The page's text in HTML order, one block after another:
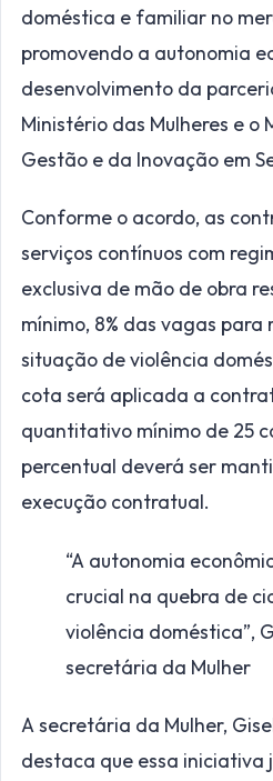
doméstica e familiar no
promovendo a autonomia
desenvolvimento da
Ministério das Mulheres e o
Gestão e da Inovação em
Conforme o acordo, as
serviços contínuos com
exclusiva de mão de obra
mínimo, 8% das vagas para
situação de violência
cota será aplicada a
quantitativo mínimo de 25
percentual deverá ser
execução contratual.
“A autonomia
crucial na quebra de
violência doméstica”,
secretária da Mulher
A secretária da Mulher,
destaca que essa iniciativa